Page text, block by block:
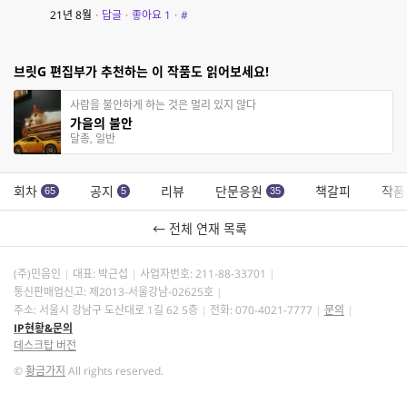
21년 8월 · 답글 · 좋아요 1 · #
브릿G 편집부가 추천하는 이 작품도 읽어보세요!
사람을 불안하게 하는 것은 멀리 있지 않다
가을의 불안
달총, 일반
회차 65 공지 5 리뷰 단문응원 35 책갈피 작
← 전체 연재 목록
(주)민음인 대표: 박근섭 사업자번호: 211-88-33701
통신판매업신고: 제2013-서울강남-02625호
주소: 서울시 강남구 도산대로 1길 62 5층
전화: 070-4021-7777
문의
IP현황&문의
데스크탑 버전
©황금가지 All rights reserved.